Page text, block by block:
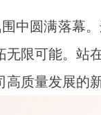
中圆满落幕
限可能。站
质量发展的